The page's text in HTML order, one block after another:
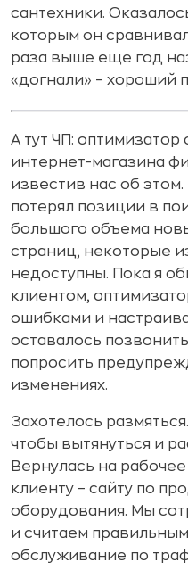
сантехники.
которым он
раза выше еще год
«догнали» – хороший
А тут ЧП:
интернет-магазина
известив нас об
потерял позиции в
большого объема
страниц, некоторые
недоступны. Пока я
клиентом,
ошибками и
оставалось
попросить
изменениях.
Захотелось
чтобы вытянуться и
Вернулась на
клиенту – сайту по
оборудования. Мы
и считаем
обслуживание по